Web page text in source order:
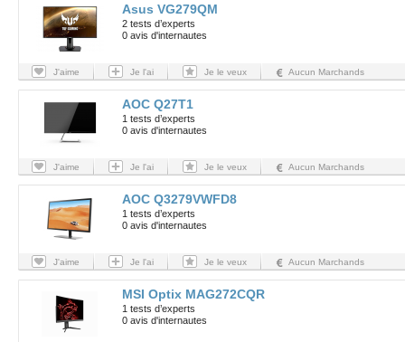
Asus VG279QM
2 tests d’experts
0 avis d'internautes
J'aime Je l'ai Je le veux Aucun Marchands
AOC Q27T1
1 tests d’experts
0 avis d'internautes
J'aime Je l'ai Je le veux Aucun Marchands
AOC Q3279VWFD8
1 tests d’experts
0 avis d'internautes
J'aime Je l'ai Je le veux Aucun Marchands
MSI Optix MAG272CQR
1 tests d’experts
0 avis d'internautes